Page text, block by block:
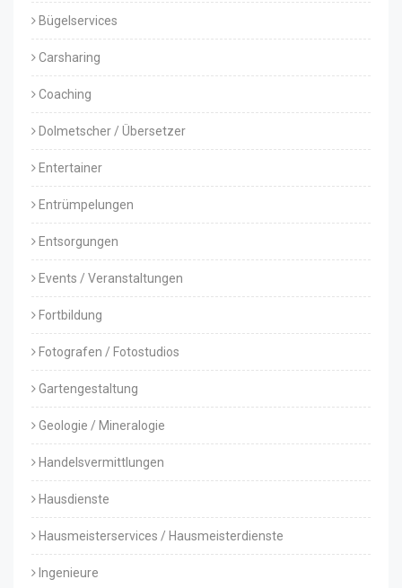
Bügelservices
Carsharing
Coaching
Dolmetscher / Übersetzer
Entertainer
Entrümpelungen
Entsorgungen
Events / Veranstaltungen
Fortbildung
Fotografen / Fotostudios
Gartengestaltung
Geologie / Mineralogie
Handelsvermittlungen
Hausdienste
Hausmeisterservices / Hausmeisterdienste
Ingenieure